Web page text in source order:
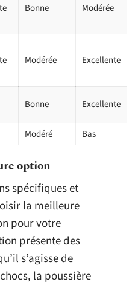
Bonne Modérée
Modérée Excellente
Bonne Excellente
Modéré Bas
option
spécifiques et
la meilleure
pour votre
présente des
s’agisse de
la poussière